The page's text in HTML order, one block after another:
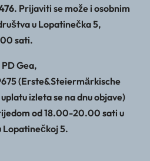
. Prijaviti se može i osobnim
u Lopatinečka 5,
sati.
Gea,
(Erste&Steiermӓrkische
uplatu izleta se na dnu objave)
od 18.00-20.00 sati u
5.